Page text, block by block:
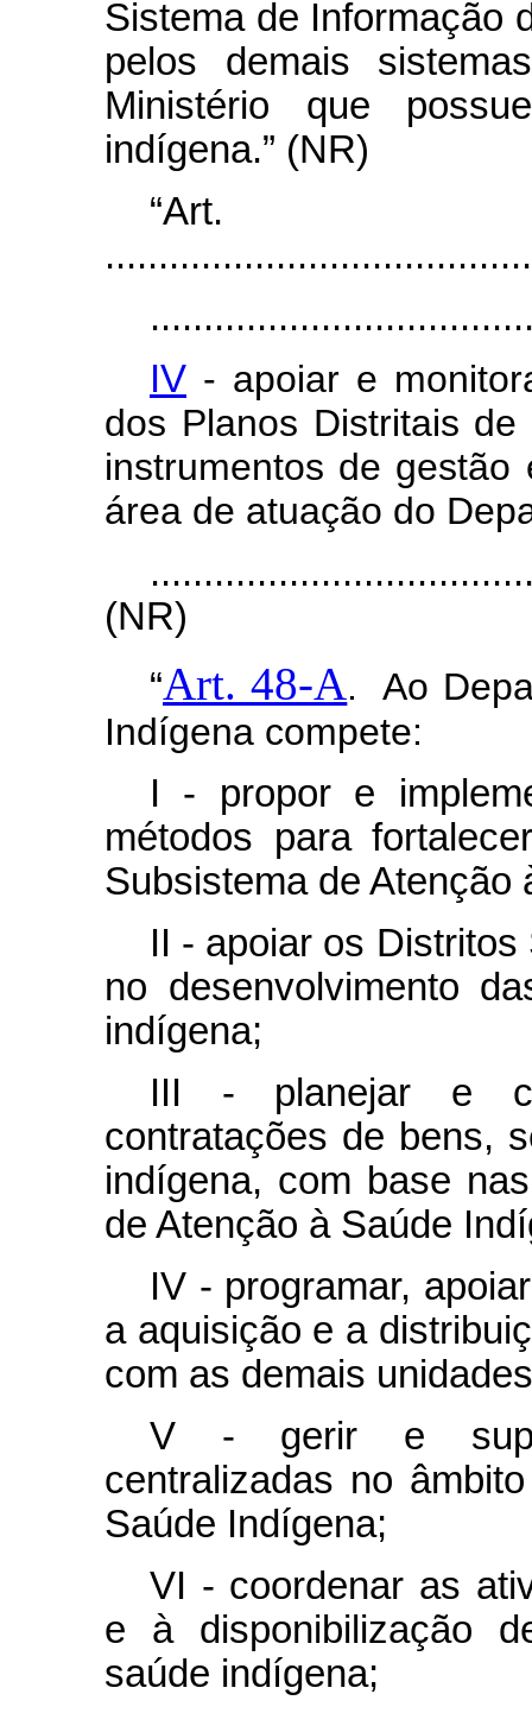
Sistema de Informação
pelos demais
Ministério que
indígena.” (NR)
IV - apoiar e
dos Planos Distritais
instrumentos de gestão
área de atuação do
(NR)
“Art. 48-A. Ao
Indígena compete:
I - propor e
métodos para
Subsistema de Atenção
II - apoiar os
no desenvolvimento
indígena;
III - planejar e
contratações de bens,
indígena, com base
de Atenção à Saúde
IV - programar,
a aquisição e a
com as demais
V - gerir e
centralizadas no
Saúde Indígena;
VI - coordenar as
e à disponibilização
saúde indígena;